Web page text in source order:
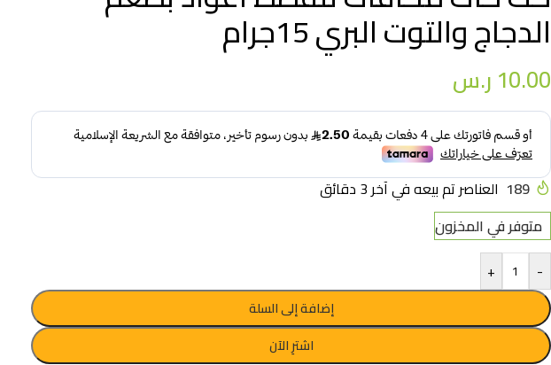
الدجاج والتوت البري 15جرام
10.00ر.س
189 العناصر تم بيعه في آخر 3 دقائق
متوفر في المخزون
-
+
إضافة إلى السلة
اشترِ الآن